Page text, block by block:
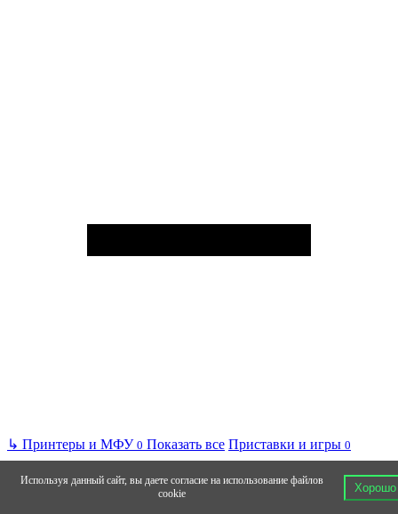
↳ Принтеры и МФУ 0 Показать все Приставки и игры 0
Используя данный сайт, вы даете согласие на использование файлов
cookie
Хорошо